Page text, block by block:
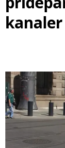
kanaler